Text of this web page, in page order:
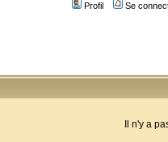
Profil
Se
Il n'y a